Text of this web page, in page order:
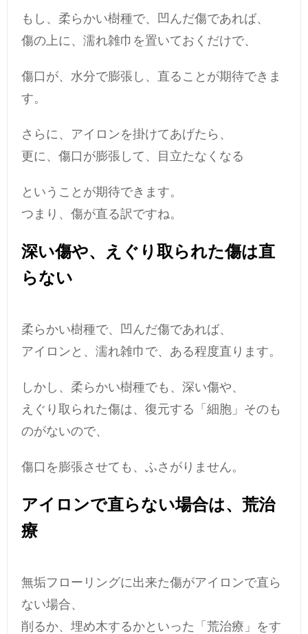
もし、柔らかい樹種で、凹んだ傷であれば、
傷の上に、濡れ雑巾を置いておくだけで、
傷口が、水分で膨張し、直ることが期待できま
す。
さらに、アイロンを掛けてあげたら、
更に、傷口が膨張して、目立たなくなる
ということが期待できます。
つまり、傷が直る訳ですね。
深い傷や、えぐり取られた傷は直
らない
柔らかい樹種で、凹んだ傷であれば、
アイロンと、濡れ雑巾で、ある程度直ります。
しかし、柔らかい樹種でも、深い傷や、
えぐり取られた傷は、復元する「細胞」そのも
のがないので、
傷口を膨張させても、ふさがりません。
アイロンで直らない場合は、荒治
療
無垢フローリングに出来た傷がアイロンで直ら
ない場合、
削るか、埋め木するかといった「荒治療」をす